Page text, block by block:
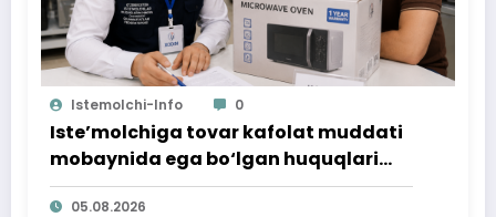
Istemolchi-Info 0
Iste’molchiga tovar kafolat muddati
mobaynida ega bo‘lgan huquqlari
ta’minlab berildi
05.08.2026